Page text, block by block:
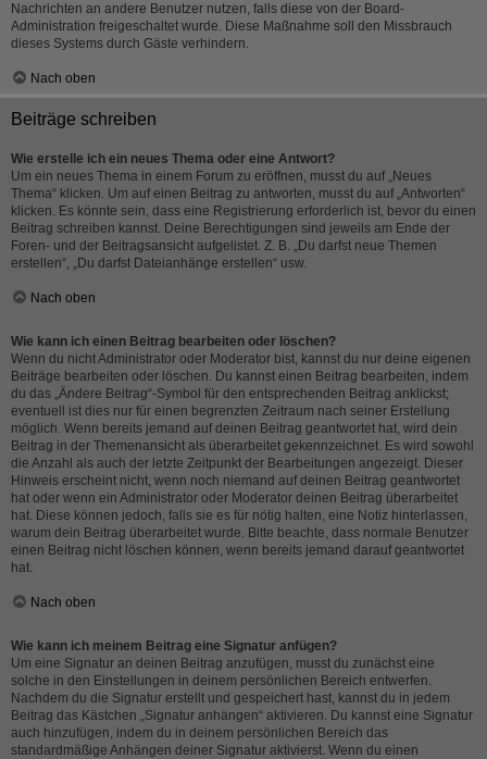
Nachrichten an andere Benutzer nutzen, falls diese von der Board-
Administration freigeschaltet wurde. Diese Maßnahme soll den Missbrauch
dieses Systems durch Gäste verhindern.
Nach oben
Beiträge schreiben
Wie erstelle ich ein neues Thema oder eine Antwort?
Um ein neues Thema in einem Forum zu eröffnen, musst du auf „Neues
Thema“ klicken. Um auf einen Beitrag zu antworten, musst du auf „Antworten“
klicken. Es könnte sein, dass eine Registrierung erforderlich ist, bevor du einen
Beitrag schreiben kannst. Deine Berechtigungen sind jeweils am Ende der
Foren- und der Beitragsansicht aufgelistet. Z. B. „Du darfst neue Themen
erstellen“, „Du darfst Dateianhänge erstellen“ usw.
Nach oben
Wie kann ich einen Beitrag bearbeiten oder löschen?
Wenn du nicht Administrator oder Moderator bist, kannst du nur deine eigenen
Beiträge bearbeiten oder löschen. Du kannst einen Beitrag bearbeiten, indem
du das „Ändere Beitrag“-Symbol für den entsprechenden Beitrag anklickst;
eventuell ist dies nur für einen begrenzten Zeitraum nach seiner Erstellung
möglich. Wenn bereits jemand auf deinen Beitrag geantwortet hat, wird dein
Beitrag in der Themenansicht als überarbeitet gekennzeichnet. Es wird sowohl
die Anzahl als auch der letzte Zeitpunkt der Bearbeitungen angezeigt. Dieser
Hinweis erscheint nicht, wenn noch niemand auf deinen Beitrag geantwortet
hat oder wenn ein Administrator oder Moderator deinen Beitrag überarbeitet
hat. Diese können jedoch, falls sie es für nötig halten, eine Notiz hinterlassen,
warum dein Beitrag überarbeitet wurde. Bitte beachte, dass normale Benutzer
einen Beitrag nicht löschen können, wenn bereits jemand darauf geantwortet
hat.
Nach oben
Wie kann ich meinem Beitrag eine Signatur anfügen?
Um eine Signatur an deinen Beitrag anzufügen, musst du zunächst eine
solche in den Einstellungen in deinem persönlichen Bereich entwerfen.
Nachdem du die Signatur erstellt und gespeichert hast, kannst du in jedem
Beitrag das Kästchen „Signatur anhängen“ aktivieren. Du kannst eine Signatur
auch hinzufügen, indem du in deinem persönlichen Bereich das
standardmäßige Anhängen deiner Signatur aktivierst. Wenn du einen